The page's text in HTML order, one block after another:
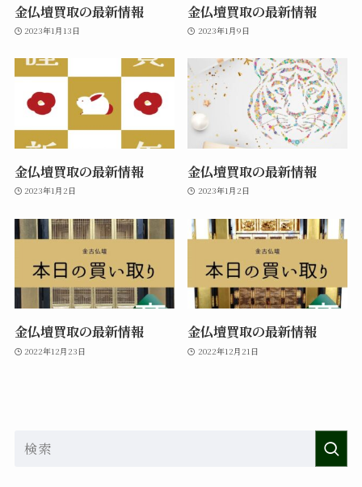
金仏壇買取の最新情報
2023年1月13日
金仏壇買取の最新情報
2023年1月9日
金仏壇買取の最新情報
2023年1月2日
金仏壇買取の最新情報
2023年1月2日
金仏壇買取の最新情報
2022年12月23日
金仏壇買取の最新情報
2022年12月21日